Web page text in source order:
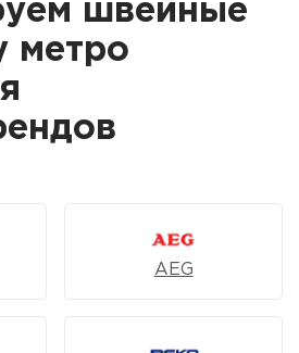
швейные
метро
AEG